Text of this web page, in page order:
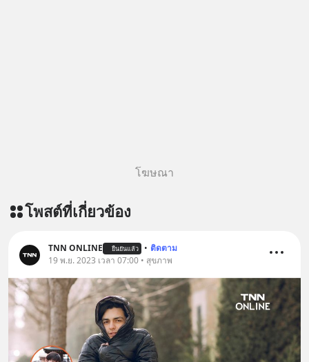
โฆษณา
โพสต์ที่เกี่ยวข้อง
TNN ONLINE ยืนยันแล้ว • ติดตาม
19 พ.ย. 2023 เวลา 07:00 • สุขภาพ